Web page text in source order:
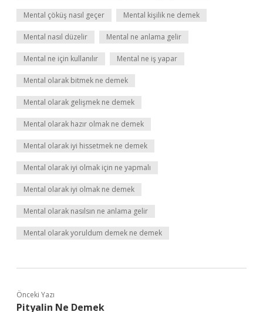
Mental çöküş nasıl geçer Mental kişilik ne demek
Mental nasıl düzelir Mental ne anlama gelir
Mental ne için kullanılır Mental ne iş yapar
Mental olarak bitmek ne demek
Mental olarak gelişmek ne demek
Mental olarak hazır olmak ne demek
Mental olarak iyi hissetmek ne demek
Mental olarak iyi olmak için ne yapmalı
Mental olarak iyi olmak ne demek
Mental olarak nasılsın ne anlama gelir
Mental olarak yoruldum demek ne demek
Önceki Yazı
Pityalin Ne Demek